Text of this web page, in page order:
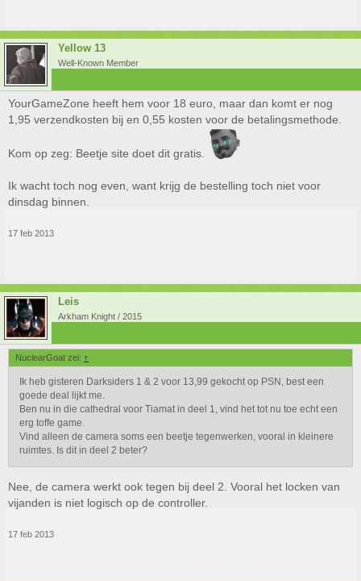
Yellow 13
Well-Known Member
YourGameZone heeft hem voor 18 euro, maar dan komt er nog
1,95 verzendkosten bij en 0,55 kosten voor de betalingsmethode.
Kom op zeg: Beetje site doet dit gratis.
Ik wacht toch nog even, want krijg de bestelling toch niet voor
dinsdag binnen.
17 feb 2013
Leis
Arkham Knight / 2015
NuclearGoat zei: ↑
Ik heb gisteren Darksiders 1 & 2 voor 13,99 gekocht op PSN, best een
goede deal lijkt me.
Ben nu in die cathedral voor Tiamat in deel 1, vind het tot nu toe echt een
erg toffe game.
Vind alleen de camera soms een beetje tegenwerken, vooral in kleinere
ruimtes. Is dit in deel 2 beter?
Nee, de camera werkt ook tegen bij deel 2. Vooral het locken van
vijanden is niet logisch op de controller.
17 feb 2013